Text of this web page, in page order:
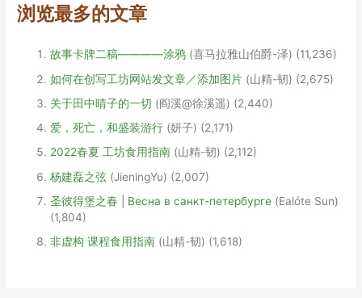
浏览最多的文章
故事卡牌二稿————涂鸦 (喜马拉雅山伯爵-泽) (11,236)
如何在创写工坊网站发文章／添加图片 (山精-韧) (2,675)
关于田中晴子的一切 (阎溪@徐溪遥) (2,440)
爱，死亡，和盛装游行 (妍子) (2,171)
2022春夏 工坊食用指南 (山精-韧) (2,112)
杨建磊之弦 (JieningYu) (2,007)
圣彼得堡之春 | Весна в санкт-петербурге (Ealóte Sun)
(1,804)
非虚构 课程食用指南 (山精-韧) (1,618)